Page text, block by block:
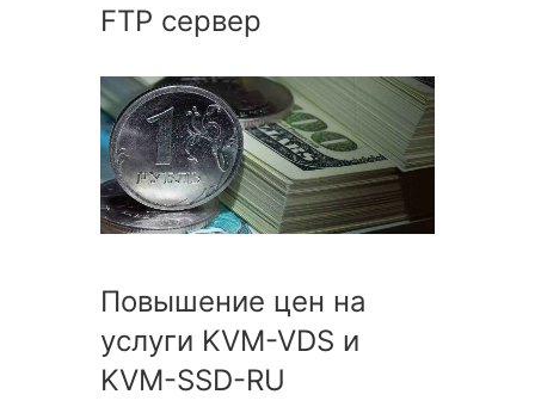
FTP сервер
Повышение цен на
услуги KVM-VDS и
KVM-SSD-RU